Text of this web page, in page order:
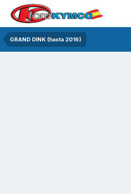
GRAND DINK (hasta 2016)